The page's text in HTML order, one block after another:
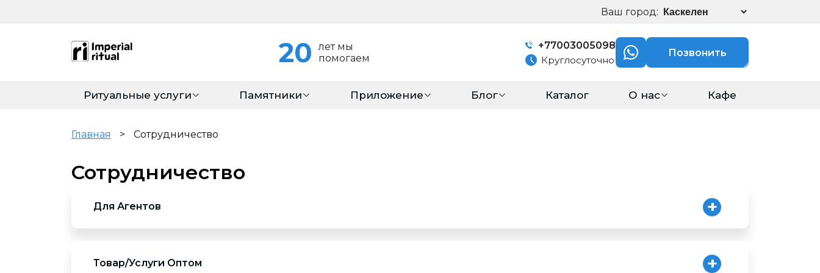
Ваш город:
20
лет мы
помогаем
+77003005098
Круглосуточно
Позвонить
Ритуальные услуги Памятники Приложение Блог Каталог О нас Кафе
Главная > Сотрудничество
Сотрудничество
Для Агентов
Товар/Услуги Оптом